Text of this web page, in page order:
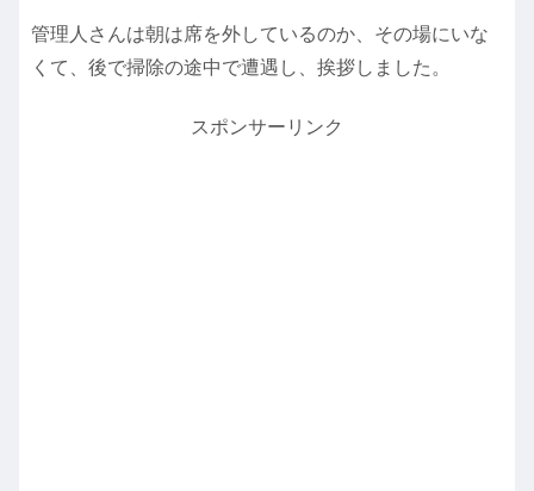
管理人さんは朝は席を外しているのか、その場にいな
くて、後で掃除の途中で遭遇し、挨拶しました。
スポンサーリンク